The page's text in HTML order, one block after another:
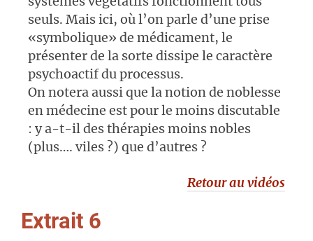
seuls. Mais ici, où l’on parle d’une prise
«symbolique» de médicament, le
présenter de la sorte dissipe le caractère
psychoactif du processus.
On notera aussi que la notion de noblesse
en médecine est pour le moins discutable
: y a-t-il des thérapies moins nobles
(plus…. viles ?) que d’autres ?
Retour au vidéos
Extrait 6